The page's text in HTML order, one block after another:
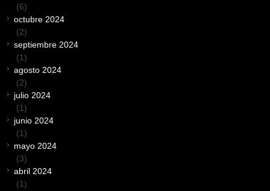
(6)
octubre 2024
(2)
septiembre 2024
(1)
agosto 2024
(2)
julio 2024
(1)
junio 2024
(1)
mayo 2024
(3)
abril 2024
(1)